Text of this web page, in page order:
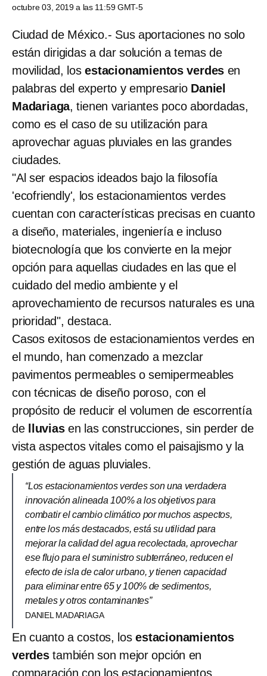
octubre 03, 2019 a las 11:59 GMT-5
Ciudad de México.- Sus aportaciones no solo
están dirigidas a dar solución a temas de
movilidad, losestacionamientos verdes en
palabras del experto y empresario Daniel
Madariaga, tienen variantes poco abordadas,
como es el caso de su utilización para
aprovechar aguas pluviales en las grandes
ciudades.
"Al ser espacios ideados bajo la filosofía
'ecofriendly', los estacionamientos verdes
cuentan con características precisas en cuanto
a diseño, materiales, ingeniería e incluso
biotecnología que los convierte en la mejor
opción para aquellas ciudades en las que el
cuidado del medio ambiente y el
aprovechamiento de recursos naturales es una
prioridad", destaca.
Casos exitosos de estacionamientos verdes en
el mundo, han comenzado a mezclar
pavimentos permeables o semipermeables
con técnicas de diseño poroso, con el
propósito de reducir el volumen de escorrentía
de
lluviasen las construcciones, sin perder de
vista aspectos vitales como el paisajismo y la
gestión de aguas pluviales.
“Los estacionamientos verdes son una verdadera
innovación alineada 100% a los objetivos para
combatir el cambio climático por muchos aspectos,
entre los más destacados, está su utilidad para
mejorar la calidad del agua recolectada, aprovechar
ese flujo para el suministro subterráneo, reducen el
efecto de isla de calor urbano, y tienen capacidad
para eliminar entre 65 y 100% de sedimentos,
metales y otros contaminantes”
DANIEL MADARIAGA
En cuanto a costos, losestacionamientos
verdestambién son mejor opción en
comparación con los estacionamientos